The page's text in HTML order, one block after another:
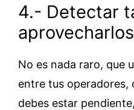
4.- Detectar
aprovecharlos
No es nada raro, que
entre tus operadores,
debes estar